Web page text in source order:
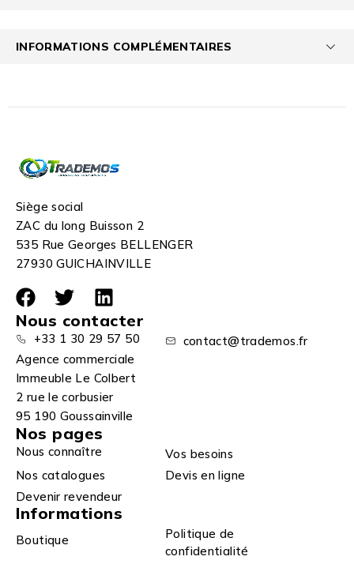
INFORMATIONS COMPLÉMENTAIRES
Siège social
ZAC du long Buisson 2
535 Rue Georges BELLENGER
27930 GUICHAINVILLE
Nous contacter
+33 1 30 29 57 50
contact@trademos.fr
Agence commerciale
Immeuble Le Colbert
2 rue le corbusier
95 190 Goussainville
Nos pages
Nous connaître
Vos besoins
Nos catalogues
Devis en ligne
Devenir revendeur
Informations
Boutique
Politique de
confidentialité